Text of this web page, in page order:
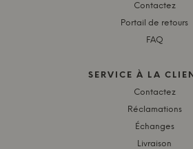
Contactez
Portail de retours
FAQ
SERVICE À LA
Contactez
Réclamations
Échanges
Livraison